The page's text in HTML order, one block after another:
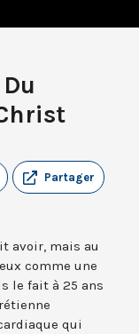
Partager
avoir, mais au
comme une
le fait à 25 ans
qui